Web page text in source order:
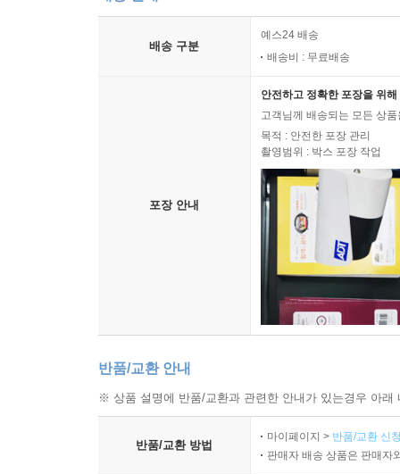
배송 구분
예스24 배송
배송비 : 무료배송
포장 안내
안전하고 정확한 포장을 위
고객님께 배송되는 모든 상
목적 : 안전한 포장 관리
촬영범위 : 박스 포장 작업
반품/교환 안내
※ 상품 설명에 반품/교환과 관련한 안내가 있는경우 아
반품/교환 방법
마이페이지 > 반품/교환 신
판매자 배송 상품은 판매자